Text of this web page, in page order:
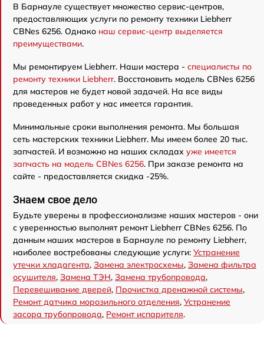
В Барнауле существует множество сервис-центров,
предоставляющих услуги по ремонту техники Liebherr
CBNes 6256. Однако наш сервис-центр выделяется
преимуществами.
Мы ремонтируем Liebherr. Наши мастера - специалисты по
ремонту техники Liebherr. Восстановить модель CBNes 6256
для мастеров не будет новой задачей. На все виды
проведенных работ у нас имеется гарантия.
Минимальные сроки выполнения ремонта. Мы большая
сеть мастерских техники Liebherr. Мы имеем более 20 тыс.
запчастей. И возможно на наших складах уже имеется
запчасть на модель CBNes 6256. При заказе ремонта на
сайте - предоставляется скидка -25%.
Знаем свое дело
Будьте уверены в профессионализме наших мастеров - они
с уверенностью выполнят ремонт Liebherr CBNes 6256. По
данным наших мастеров в Барнауле по ремонту Liebherr,
наиболее востребованы следующие услуги: Устранение
утечки хладагента, Замена электросхемы, Замена фильтра
осушителя, Замена ТЭН, Замена трубопровода,
Перевешивание дверей, Прочистка дренажной системы,
Ремонт датчика морозильного отделения, Устранение
засора трубопровода, Ремонт испарителя.